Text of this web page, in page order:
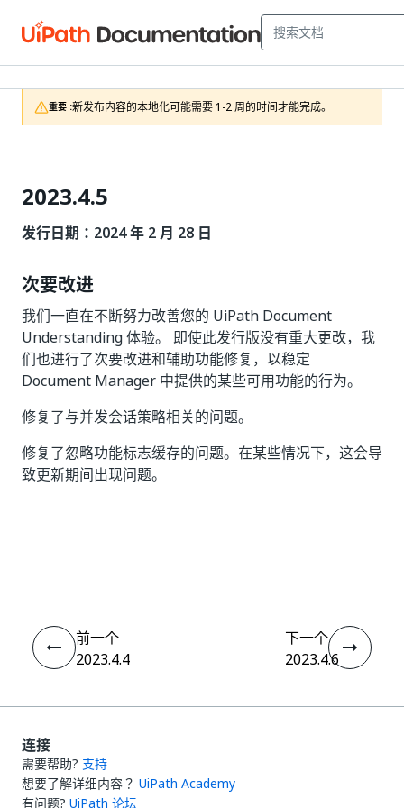
重要 :新发布内容的本地化可能需要 1-2 周的时间才能完成。
2023.4.5
发行日期：2024 年 2 月 28 日
次要改进
我们一直在不断努力改善您的 UiPath Document
Understanding 体验。 即使此发行版没有重大更改，我
们也进行了次要改进和辅助功能修复，以稳定
Document Manager 中提供的某些可用功能的行为。
修复了与并发会话策略相关的问题。
修复了忽略功能标志缓存的问题。在某些情况下，这会导
致更新期间出现问题。
前一个
2023.4.4
下一个
2023.4.6
连接
需要帮助? 支持
想要了解详细内容？ UiPath Academy
有问题? UiPath 论坛